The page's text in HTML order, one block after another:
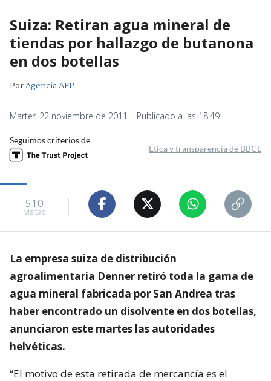
Suiza: Retiran agua mineral de
tiendas por hallazgo de butanona
en dos botellas
PorAgencia AFP
Martes 22 noviembre de 2011 | Publicado a las 18:49
Seguimos criterios de
Ética y transparencia de BBCL
510
visitas
La empresa suiza de distribución
agroalimentaria Denner retiró toda la gama de
agua mineral fabricada por San Andrea tras
haber encontrado un disolvente en dos botellas,
anunciaron este martes las autoridades
helvéticas.
“El motivo de esta retirada de mercancía es el